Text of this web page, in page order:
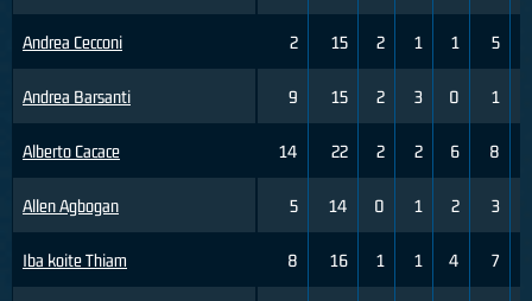
Andrea Cecconi
Andrea Barsanti
Alberto Cacace
Allen Agbogan
Iba koite Thiam
2 15 2 1 1 5
9 15 2 3 0 1
14 22 2 2 6 8
5 14 0 1 2 3
8 16 1 1 4 7